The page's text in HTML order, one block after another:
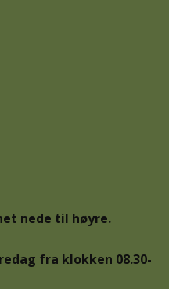
nede til høyre.
fra klokken 08.30-